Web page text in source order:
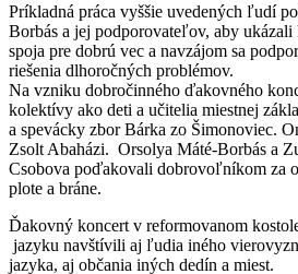
Príkladná práca vyššie uvedených ľudí
Borbás a jej podporovateľov, aby
spoja pre dobrú vec a navzájom sa
riešenia dlhoročných problémov.
Na vzniku dobročinného ďakovného
kolektívy ako deti a učitelia miestnej
a spevácky zbor Bárka zo Šimonoviec.
Zsolt Abaházi. Orsolya Máté-Borbás a
Csobova poďakovali dobrovoľníkom za
plote a bráne.
Ďakovný koncert v reformovanom
jazyku navštívili aj ľudia iného
jazyka, aj občania iných dedín a miest.